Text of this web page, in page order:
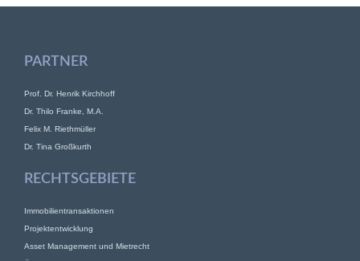
PARTNER
Prof. Dr. Henrik Kirchhoff
Dr. Thilo Franke, M.A.
Felix M. Riethmüller
Dr. Tina Großkurth
RECHTSGEBIETE
Immobilientransaktionen
Projektentwicklung
Asset Management und Mietrecht